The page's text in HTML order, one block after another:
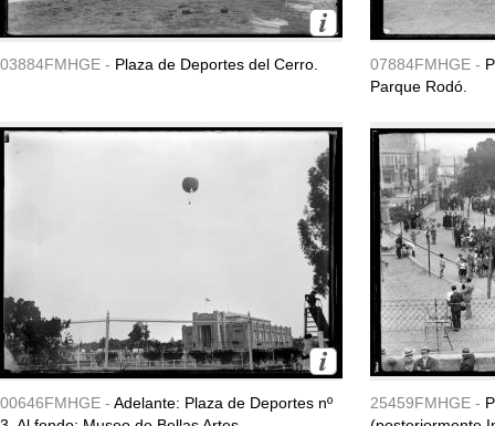
03884FMHGE - Plaza de Deportes del Cerro. 07884FMHGE -
Parque Rodó.
00646FMHGE - Adelante: Plaza de Deportes nº
25459FMHGE -